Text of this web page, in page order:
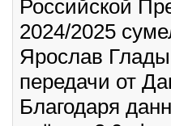
Российской
2024/2025
Ярослав
передачи от
Благодаря